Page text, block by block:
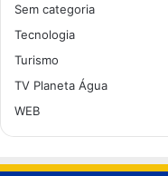
Sem categoria
Tecnologia
Turismo
TV Planeta Água
WEB